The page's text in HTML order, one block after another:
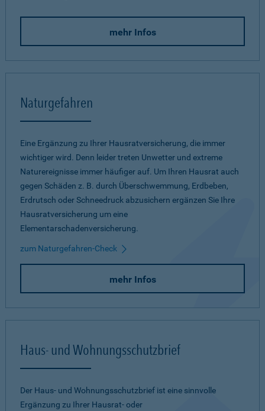
mehr Infos
Naturgefahren
Eine Ergänzung zu Ihrer Hausratversicherung, die immer
wichtiger wird. Denn leider treten Unwetter und extreme
Naturereignisse immer häufiger auf. Um Ihren Hausrat auch
gegen Schäden z. B. durch Überschwemmung, Erdbeben,
Erdrutsch oder Schneedruck abzusichern ergänzen Sie Ihre
Hausratversicherung um eine
Elementarschadenversicherung.
zum Naturgefahren-Check
mehr Infos
Haus- und Wohnungsschutzbrief
Der Haus- und Wohnungsschutzbrief ist eine sinnvolle
Ergänzung zu Ihrer Hausrat- oder